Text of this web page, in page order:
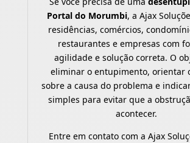
Portal do Morumbi, a Ajax
residências, comércios,
restaurantes e empresas com
agilidade e solução correta. O
eliminar o entupimento, orientar
sobre a causa do problema e
simples para evitar que a
acontecer.
Entre em contato com a Ajax